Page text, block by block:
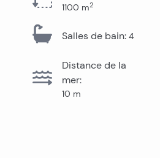
1100 m2
Salles de bain: 4
Distance de la
mer:
10 m